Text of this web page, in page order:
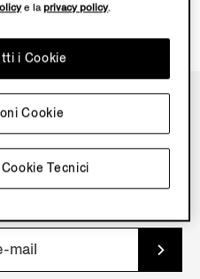
per accedere in esclusiva
e prodotti in anteprima.
e laprivacy policy.
Tecnici
i Cookie
Cookie